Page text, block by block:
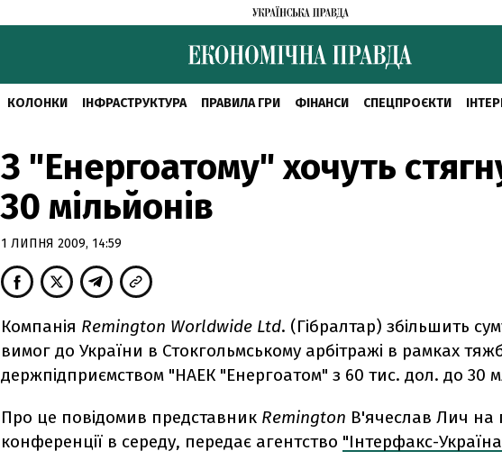
КОЛОНКИ ІНФРАСТРУКТУРА ПРАВИЛА ГРИ ФІНАНСИ СПЕЦПРОЄКТИ
З "Енергоатому" хочуть
30 мільйонів
1 ЛИПНЯ 2009, 14:59
Компанія Remington Worldwide Ltd. (Гібралтар) збільшить
вимог до України в Стокгольмському арбітражі в рамках
держпідприємством "НАЕК "Енергоатом" з 60 тис. дол. до 30
Про це повідомив представник Remington В'ячеслав Лич на
конференції в середу, передає агентство "Інтерфакс-